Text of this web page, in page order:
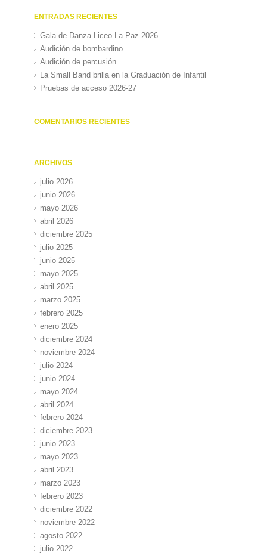
ENTRADAS RECIENTES
Gala de Danza Liceo La Paz 2026
Audición de bombardino
Audición de percusión
La Small Band brilla en la Graduación de Infantil
Pruebas de acceso 2026-27
COMENTARIOS RECIENTES
ARCHIVOS
julio 2026
junio 2026
mayo 2026
abril 2026
diciembre 2025
julio 2025
junio 2025
mayo 2025
abril 2025
marzo 2025
febrero 2025
enero 2025
diciembre 2024
noviembre 2024
julio 2024
junio 2024
mayo 2024
abril 2024
febrero 2024
diciembre 2023
junio 2023
mayo 2023
abril 2023
marzo 2023
febrero 2023
diciembre 2022
noviembre 2022
agosto 2022
julio 2022